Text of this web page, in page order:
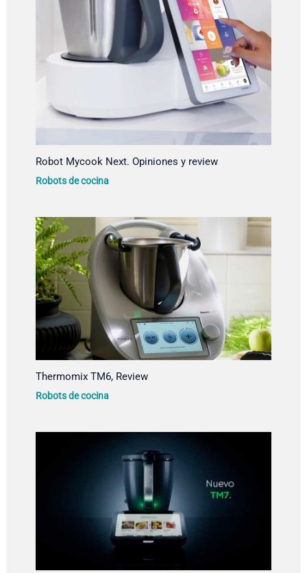
Robot Mycook Next. Opiniones y review
Robots de cocina
Thermomix TM6, Review
Robots de cocina